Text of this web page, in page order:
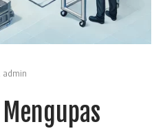
admin
Mengupas